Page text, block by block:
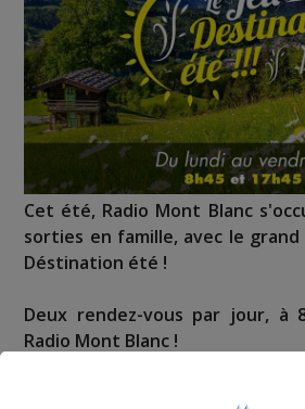
Cet été, Radio Mont Blanc
sorties en famille, avec le grand
Déstination été !
Deux rendez-vous par jour, à
Radio Mont Blanc !